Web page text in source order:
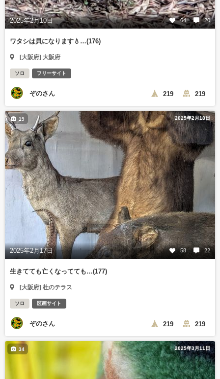
2025年2月10日 64 20
ワタシは貝になります💧…(176)
[大阪府] 大阪府
ソロ フリーサイト
ぞのさん 219 219
2025年2月18日
2025年2月17日 58 22
19
生きてても亡くなってても…(177)
[大阪府] 杜のテラス
ソロ 区画サイト
ぞのさん 219 219
2025年3月11日
34